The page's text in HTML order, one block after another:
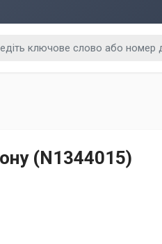
(N1344015)